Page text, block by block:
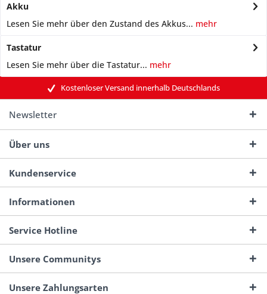
Akku
Lesen Sie mehr über den Zustand des Akkus... mehr
Tastatur
Lesen Sie mehr über die Tastatur... mehr
Kostenloser Versand innerhalb Deutschlands
Newsletter
Über uns
Kundenservice
Informationen
Service Hotline
Unsere Communitys
Unsere Zahlungsarten